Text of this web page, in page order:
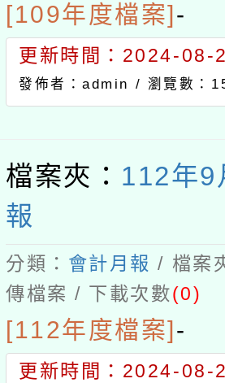
[109年度檔案] -
更新時間：2024-08-
發佈者：admin / 瀏覽數：
檔案夾： 112年9
報
分類： 會計月報 / 檔案
傳檔案 / 下載次數(0)
[112年度檔案] -
更新時間：2024-08-